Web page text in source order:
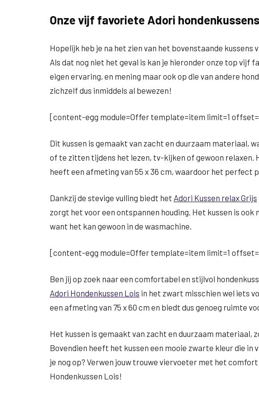
Onze vijf favoriete Adori hondenkussens
Hopelijk heb je na het zien van het bovenstaande kussens
Als dat nog niet het geval is kan je hieronder onze top vijf
eigen ervaring, en mening maar ook op die van andere
zichzelf dus inmiddels al bewezen!
[content-egg module=Offer template=item limit=1
Dit kussen is gemaakt van zacht en duurzaam materiaal,
of te zitten tijdens het lezen, tv-kijken of gewoon relaxen.
heeft een afmeting van 55 x 36 cm, waardoor het perfect
Dankzij de stevige vulling biedt het Adori Kussen relax Grijs
zorgt het voor een ontspannen houding. Het kussen is ook
want het kan gewoon in de wasmachine.
[content-egg module=Offer template=item limit=1
Ben jij op zoek naar een comfortabel en stijlvol
Adori Hondenkussen Lois in het zwart misschien wel iets
een afmeting van 75 x 60 cm en biedt dus genoeg ruimte
Het kussen is gemaakt van zacht en duurzaam materiaal,
Bovendien heeft het kussen een mooie zwarte kleur die
je nog op? Verwen jouw trouwe viervoeter met het
Hondenkussen Lois!